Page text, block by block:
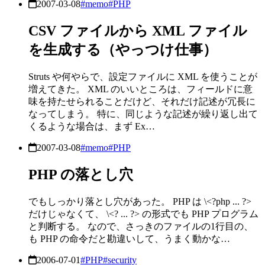
2007-03-08#memo#PHP
CSV ファイルから XML ファイル
を生成する（やっつけ仕事）
Struts や何やらで、設定ファイルに XML を使うことが
増えてきた。 XML のいいところは、フィールドに意
味を持たせられることだけど、それだけ記述が冗長に
なってしまう。 特に、同じような記述が繰り返し出て
くるような場合は、まず Ex…
2007-03-08#memo#PHP
PHP の落とし穴
でもしっかり落とし穴があった。 PHP は \<?php ... ?>
だけじゃなくて、 \<? ... ?> の形式でも PHP プログラム
と判断する。 なので、さっきのファイルの1行目の、
も PHP の命令だと勘違いして、うまく動かな…
2006-07-01#PHP#security